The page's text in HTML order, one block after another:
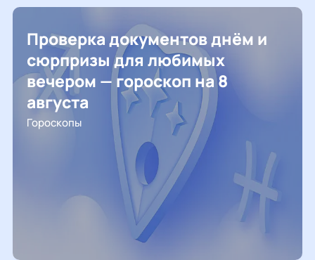
Проверка документов днём и
сюрпризы для любимых
вечером — гороскоп на 8
августа
Гороскопы